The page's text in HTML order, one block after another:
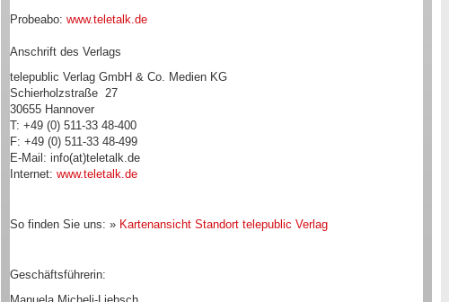
Probeabo: www.teletalk.de
Anschrift des Verlags
telepublic Verlag GmbH & Co. Medien KG
Schierholzstraße 27
30655 Hannover
T: +49 (0) 511-33 48-400
F: +49 (0) 511-33 48-499
E-Mail: info(at)teletalk.de
Internet: www.teletalk.de
So finden Sie uns: » Kartenansicht Standort telepublic Verlag
Geschäftsführerin: